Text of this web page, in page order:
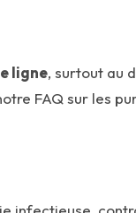
ligne, surtout au
FAQ sur les